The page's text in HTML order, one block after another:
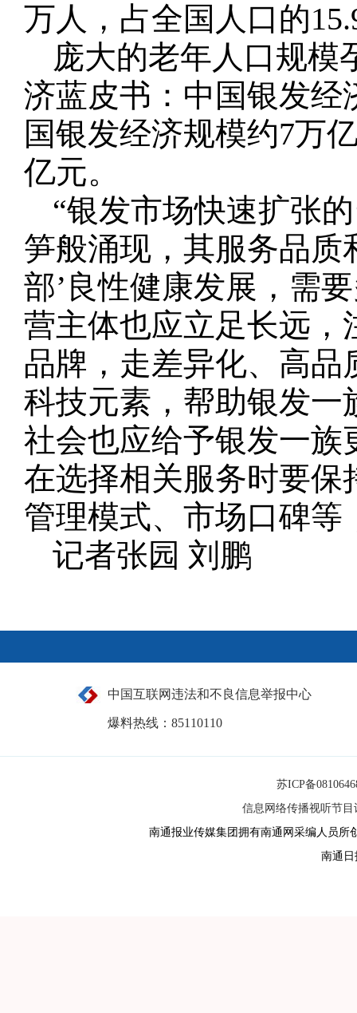
万人，占全国人口的
庞大的老年人口规模
济蓝皮书：中国银发经
国银发经济规模约7万
亿元。
“银发市场快速扩张
笋般涌现，其服务品质
部’良性健康发展，需
营主体也应立足长远，
品牌，走差异化、高
科技元素，帮助银发一
社会也应给予银发一族
在选择相关服务时要保
管理模式、市场口碑等
记者张园 刘鹏
中国互联网违法和不良信息举报中心
爆料热线：85110110
苏ICP备
信息网络传播视听节目
南通报业传媒集团拥有南通网采编人员所
南通日